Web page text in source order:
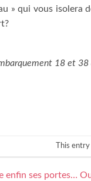
» qui vous
18 et
This
enfin ses portes…